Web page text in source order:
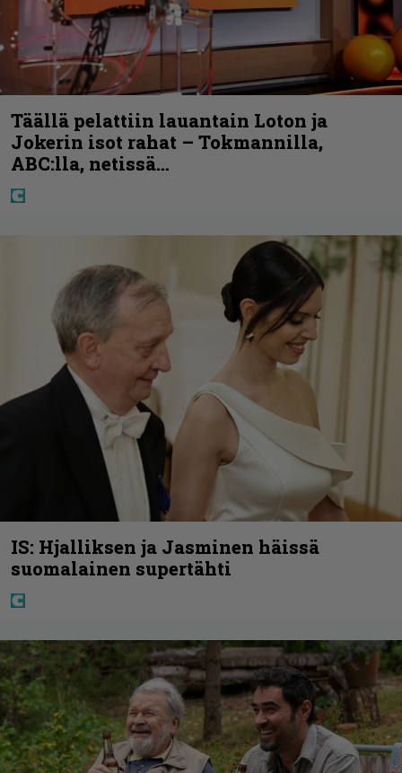
Täällä pelattiin lauantain Loton ja
Jokerin isot rahat – Tokmannilla,
ABC:lla, netissä…
IS: Hjalliksen ja Jasminen häissä
suomalainen supertähti